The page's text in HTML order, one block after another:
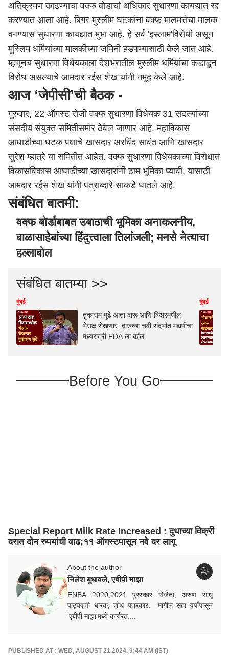
अतिक्रमण काढण्याचा वक्फ बोडार्चा अधिकार सुधारणा कायद्यात रद्द
करण्यात आला आहे. बिगर मुस्लीम घटकांना वक्फ मालमत्तेचा मालक
बनण्यास सुधारणा कायद्यात मुभा आहे. हे सर्व 'इस्लाम'विरोधी असून
मुस्लिम धर्मियांच्या मालकीच्या जमिनी हडपण्यासाठी केले जात आहे.
म्हणूनच सुधारणा विधेयकाला देशभरातील मुस्लीम धर्मियांचा कडाडून
विरोध असल्याचे आमदार रईस शेख यांनी नमूद केले आहे.
आज ‘जेपीसी’ची बैठक -
गुरुवार, 22 ऑगस्ट रोजी वक्फ सुधारणा विधेयक 31 सदस्यांच्या
संसदीय संयुक्त समितीसमोर ठेवेल जाणार आहे. महाविकास
आघाडीच्या घटक पक्षाचे खासदार अरविंद सावंत आणि खासदार
सुरेश म्हात्रे या समितीत आहेत. वक्फ सुधारणा विधेयकाच्या विरोधात
विकासविकास आघाडीच्या खासदारांनी ठाम भूमिका घ्यावी, यासाठी
आमदार रईस शेख यांनी पत्राव्दारे साकडे घातले आहे.
संबंधित बातमी:
वक्फ बोर्डाबाबत उबाठाची भूमिका अनाकलनीय,
बाळासाहेबांच्या हिंदुत्त्वाला तिलांजली; मनसे नेत्याचा
हल्लाबोल
संबंधित बातम्या >>
मुंबई
तुकाराम मुंढे आता दारू आणि बिअरमधील
भेसळ रोखणार; दारुच्या चवी संदर्भात मद्यपींचा
मध्यरात्री FDA ला कॉल
मुंबई
Before You Go
Special Report Milk Rate Increased : दुधाच्या विक्री
दरात दोन रुपयांची वाढ;११ ऑगस्टपासून नवे दर लागू
About the author
निलेश बुधावले, एबीपी माझा
ENBA 2020,2021 पुरस्कार विजेता, अरुण साधू
पाठ्यवृत्ती धारक, शोध पत्रकार. मागील सहा वर्षांपासून
'एबीपी माझा'मध्ये कार्यरत....
PUBLISHED AT : WED, AUGUST 21,2024, 9:44 AM (IST)